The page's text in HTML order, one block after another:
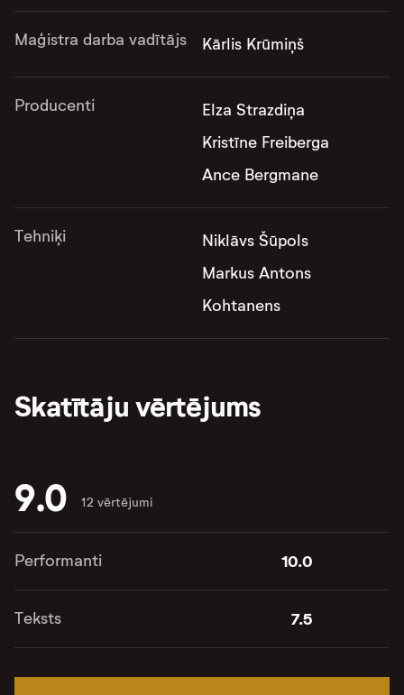
Maģistra darba vadītājs Kārlis Krūmiņš
Producenti
Elza Strazdiņa
Kristīne Freiberga
Ance Bergmane
Tehniķi
Niklāvs Šūpols
Markus Antons
Kohtanens
Skatītāju vērtējums
9.0 12 vērtējumi
Performanti 10.0
Teksts 7.5